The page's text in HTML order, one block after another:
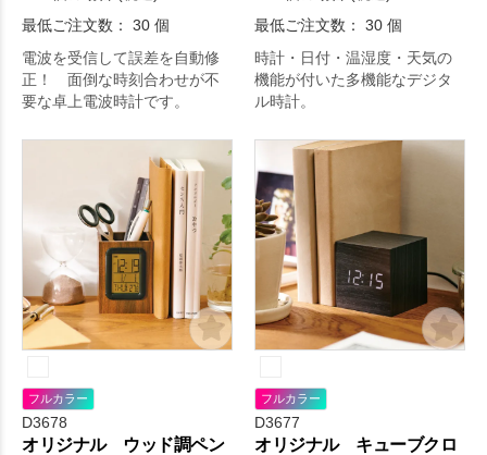
最低ご注文数： 30 個
電波を受信して誤差を自動修
正！ 面倒な時刻合わせが不
要な卓上電波時計です。
最低ご注文数： 30 個
時計・日付・温湿度・天気の
機能が付いた多機能なデジタ
ル時計。
フルカラー
D3678
オリジナル ウッド調ペン
フルカラー
D3677
オリジナル キューブクロ